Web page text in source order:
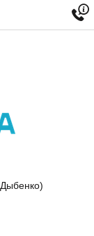
